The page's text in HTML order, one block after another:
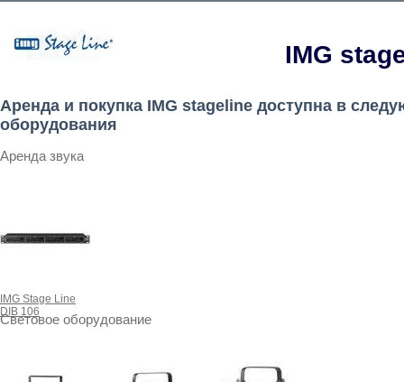
IMG
Аренда и покупка IMG stageline доступна в
оборудования
Аренда звука
IMG Stage Line
DIB 106
Световое оборудование